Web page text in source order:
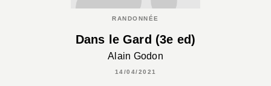
RANDONNÉE
Dans le Gard (3e ed)
Alain Godon
14/04/2021